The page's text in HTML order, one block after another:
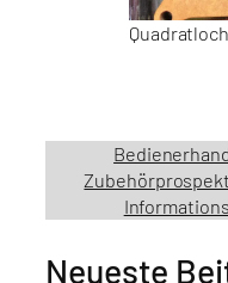
Zubehörprospekt
Neueste